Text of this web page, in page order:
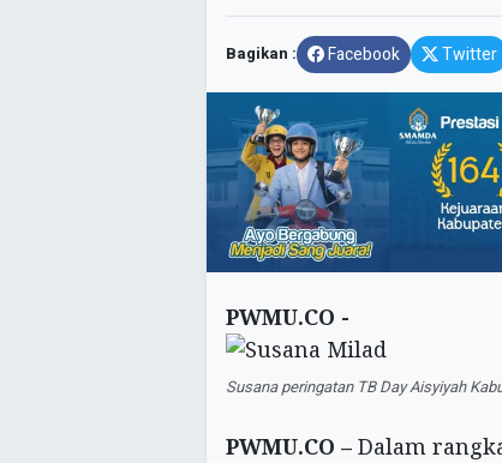
Bagikan : Facebook Twitter
PWMU.CO -
Susana peringatan TB Day Aisyiyah
PWMU.CO – Dalam